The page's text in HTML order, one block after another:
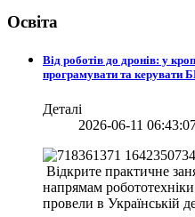
Освіта
Від роботів до дронів: у
програмувати та
Деталі
2026-06-11
Відкрите практичне
напрямам
провели в Українській